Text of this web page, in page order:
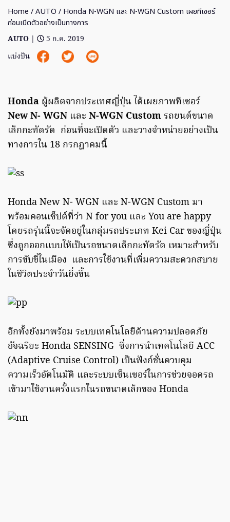
Home /AUTO / Honda N-WGN และ N-WGN Custom เผยทีเซอร์
ก่อนเปิดตัวอย่างเป็นทางการ
AUTO |
5 ก.ค. 2019
แบ่งปัน
Honda ผู้ผลิตจากประเทศญี่ปุ่น ได้เผยภาพทีเซอร์
New N- WGN และ N-WGN Customรถยนต์ขนาด
เล็กกะทัดรัด ก่อนที่จะเปิดตัว และวางจำหน่ายอย่างเป็น
ทางการใน 18 กรกฎาคมนี้
Honda New N- WGN และ N-WGN Custom มา
พร้อมคอนเซ็ปต์ที่ว่า N for you และ You are happy
โดยรถรุ่นนี้จะจัดอยู่ในกลุ่มรถประเภท Kei Car ของญี่ปุ่น
ซึ่งถูกออกแบบให้เป็นรถขนาดเล็กกะทัดรัด เหมาะสำหรับ
การขับขี่ในเมือง และการใช้งานที่เพิ่มความสะดวกสบาย
ในชีวิตประจำวันยิ่งขึ้น
อีกทั้งยังมาพร้อม ระบบเทคโนโลยีด้านความปลอดภัย
อัจฉริยะ Honda SENSING ซึ่งการนำเทคโนโลยี ACC
(Adaptive Cruise Control) เป็นฟังก์ชั่นควบคุม
ความเร็วอัตโนมัติ และระบบเซ็นเซอร์ในการช่วยจอดรถ
เข้ามาใช้งานครั้งแรกในรถขนาดเล็กของ Honda